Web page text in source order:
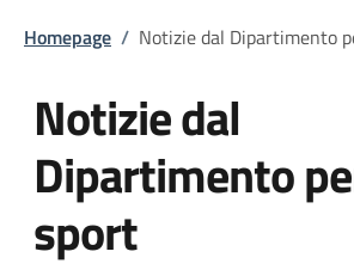
Homepage / Notizie dal Dipartimento
Notizie dal
Dipartimento
sport